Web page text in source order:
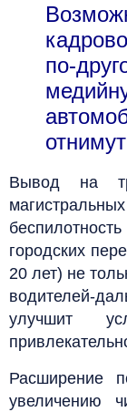
по-
Вывод на
городских
20 лет) не
водителей-
улучшит
Расширение
увеличению